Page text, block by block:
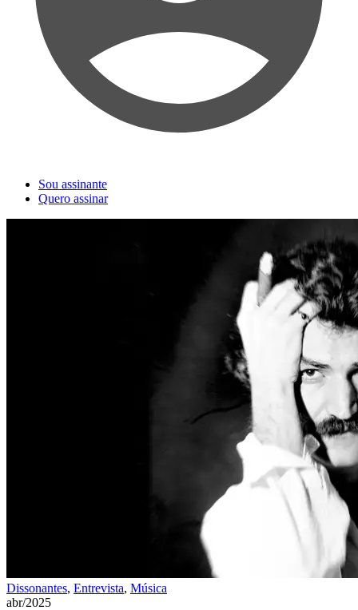
Sou assinante
Quero assinar
Dissonantes, Entrevista, Música
abr/2025